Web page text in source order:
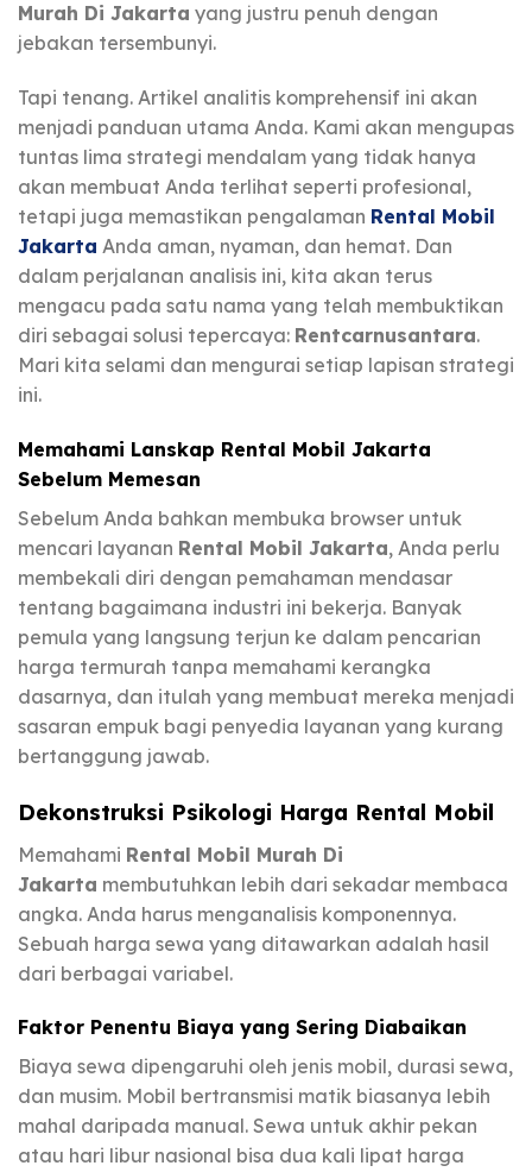
Murah Di Jakarta yang justru penuh dengan
jebakan tersembunyi.
Tapi tenang. Artikel analitis komprehensif ini akan
menjadi panduan utama Anda. Kami akan mengupas
tuntas lima strategi mendalam yang tidak hanya
akan membuat Anda terlihat seperti profesional,
tetapi juga memastikan pengalaman Rental Mobil
Jakarta Anda aman, nyaman, dan hemat. Dan
dalam perjalanan analisis ini, kita akan terus
mengacu pada satu nama yang telah membuktikan
diri sebagai solusi tepercaya: Rentcarnusantara.
Mari kita selami dan mengurai setiap lapisan strategi
ini.
Memahami Lanskap Rental Mobil Jakarta
Sebelum Memesan
Sebelum Anda bahkan membuka browser untuk
mencari layanan Rental Mobil Jakarta, Anda perlu
membekali diri dengan pemahaman mendasar
tentang bagaimana industri ini bekerja. Banyak
pemula yang langsung terjun ke dalam pencarian
harga termurah tanpa memahami kerangka
dasarnya, dan itulah yang membuat mereka menjadi
sasaran empuk bagi penyedia layanan yang kurang
bertanggung jawab.
Dekonstruksi Psikologi Harga Rental Mobil
Memahami Rental Mobil Murah Di
Jakarta membutuhkan lebih dari sekadar membaca
angka. Anda harus menganalisis komponennya.
Sebuah harga sewa yang ditawarkan adalah hasil
dari berbagai variabel.
Faktor Penentu Biaya yang Sering Diabaikan
Biaya sewa dipengaruhi oleh jenis mobil, durasi sewa,
dan musim. Mobil bertransmisi matik biasanya lebih
mahal daripada manual. Sewa untuk akhir pekan
atau hari libur nasional bisa dua kali lipat harga